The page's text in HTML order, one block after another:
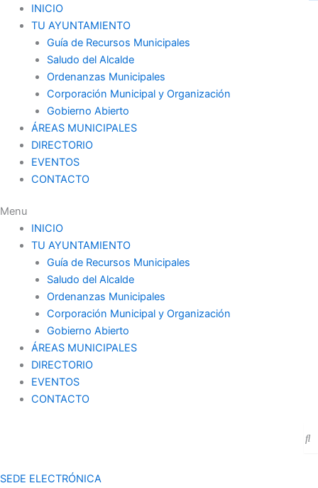
INICIO
TU AYUNTAMIENTO
Guía de Recursos Municipales
Saludo del Alcalde
Ordenanzas Municipales
Corporación Municipal y Organización
Gobierno Abierto
ÁREAS MUNICIPALES
DIRECTORIO
EVENTOS
CONTACTO
Menu
INICIO
TU AYUNTAMIENTO
Guía de Recursos Municipales
Saludo del Alcalde
Ordenanzas Municipales
Corporación Municipal y Organización
Gobierno Abierto
ÁREAS MUNICIPALES
DIRECTORIO
EVENTOS
CONTACTO
SEDE ELECTRÓNICA